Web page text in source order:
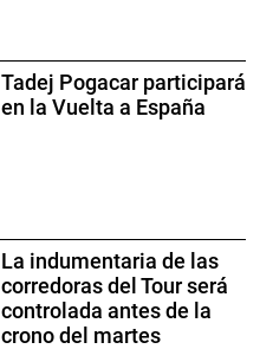
Tadej Pogacar participará
en la Vuelta a España
La indumentaria de las
corredoras del Tour será
controlada antes de la
crono del martes